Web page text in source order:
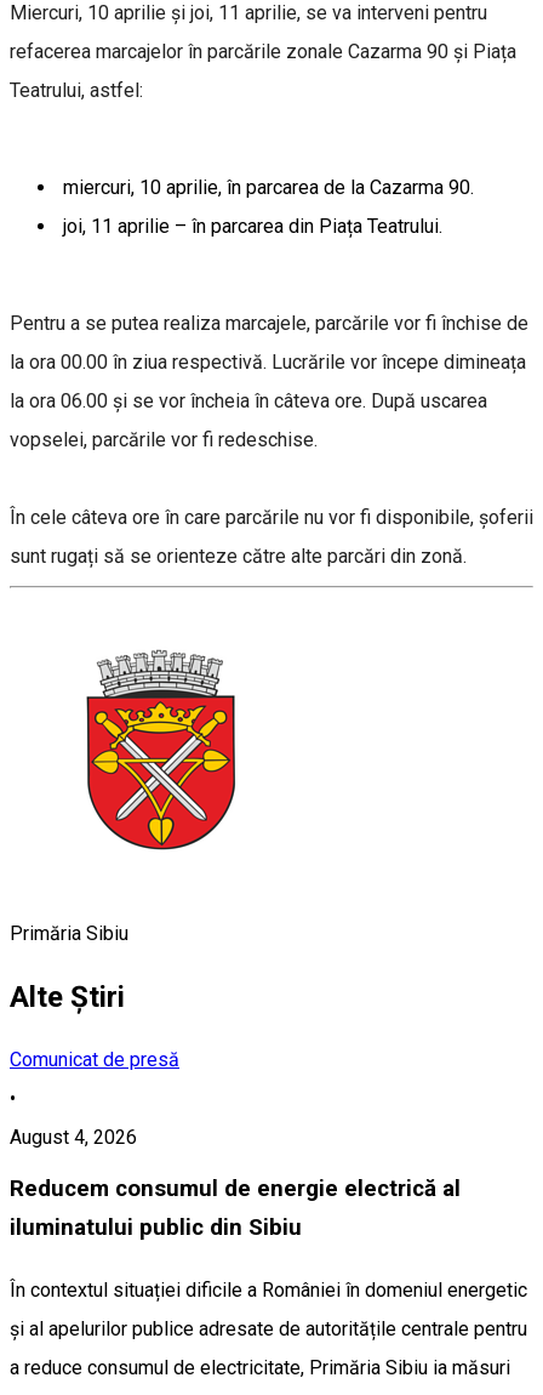
Miercuri, 10 aprilie și joi, 11 aprilie, se va interveni pentru
refacerea marcajelor în parcările zonale Cazarma 90 și Piața
Teatrului, astfel:
miercuri, 10 aprilie, în parcarea de la Cazarma 90.
joi, 11 aprilie – în parcarea din Piața Teatrului.
Pentru a se putea realiza marcajele, parcările vor fi închise de
la ora 00.00 în ziua respectivă. Lucrările vor începe dimineața
la ora 06.00 și se vor încheia în câteva ore. După uscarea
vopselei, parcările vor fi redeschise.
În cele câteva ore în care parcările nu vor fi disponibile, șoferii
sunt rugați să se orienteze către alte parcări din zonă.
Primăria Sibiu
Alte Știri
Comunicat de presă
•
August 4, 2026
Reducem consumul de energie electrică al
iluminatului public din Sibiu
În contextul situației dificile a României în domeniul energetic
și al apelurilor publice adresate de autoritățile centrale pentru
a reduce consumul de electricitate, Primăria Sibiu ia măsuri